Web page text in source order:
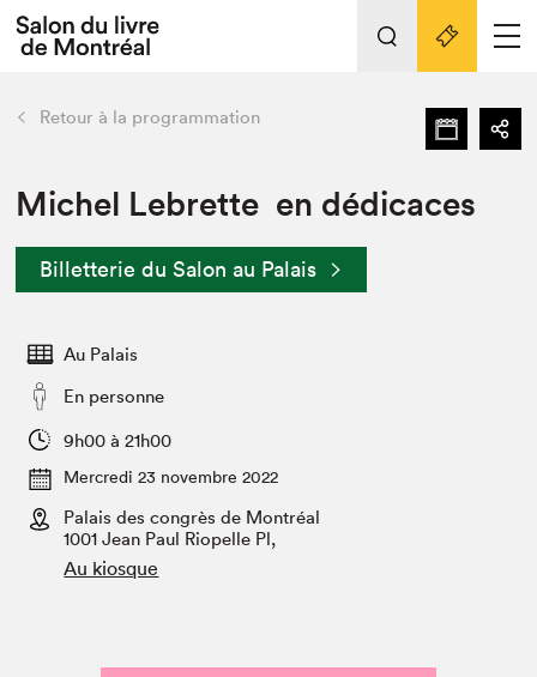
Espace exposant⋅e⋅s
Espace enseignant·e·s
Espace médias
L'événement
Préparer sa visite au Salon
Actualités
SLM PRO
retour Nos activités
Préparer sa visite
Salon dans la ville et en ligne
Projets partenaires
Liens pratiques
Retour à la programmation
Michel Lebrette en dédicaces
Billetterie du Salon au Palais
Au Palais
En personne
9h00 à 21h00
Mercredi 23 novembre 2022
Palais des congrès de Montréal
1001 Jean Paul Riopelle Pl,
Au kiosque